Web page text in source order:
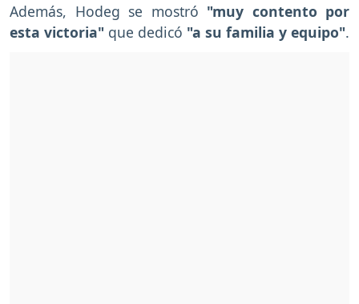
Además, Hodeg se mostró "muy contento por
esta victoria" que dedicó "a su familia y equipo".